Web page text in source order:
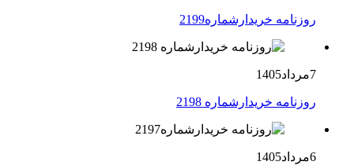
روزنامه خریدارشماره2199
7مرداد1405
روزنامه خریدارشماره 2198
6مرداد1405